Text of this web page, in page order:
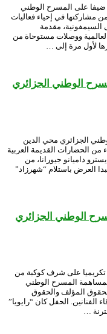
ضيفا على المسرح الوطني
الجمعة 17 ماي 2024 وذلك ضمن مشاركتها في إحياء فعاليات
السيمفونية، مقدمة
ووصلات مستوحاة من
لأول مرة إلى …
الوطني الجزائري
الجزائري محي الدين
يوم الخميس 23 ماي 2024، أجواء من الحضارات القديمة العربية
داميانو جيورانا، من
العرض باستلام “شهرزاد”
تكريميا على شرف كوكبة من
بمساهمة المسرح الوطني
المؤلف والحقوق
الفنانين. الحفل كان “رايويا”
…